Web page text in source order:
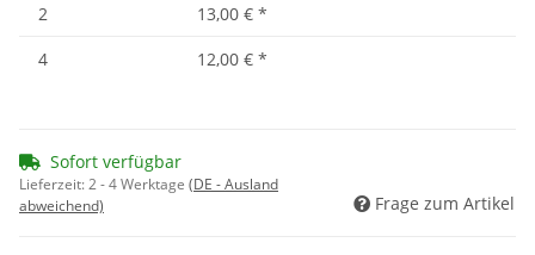
2 13,00 € *
4
12,00 € *
Sofort verfügbar
Lieferzeit:2 - 4 Werktage (DE - Ausland
abweichend)
Frage zum Artikel